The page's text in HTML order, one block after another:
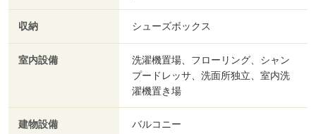
収納 シューズボックス
室内設備
洗濯機置場、フローリング、シャン
プードレッサ、洗面所独立、室内洗
濯機置き場
建物設備 バルコニー